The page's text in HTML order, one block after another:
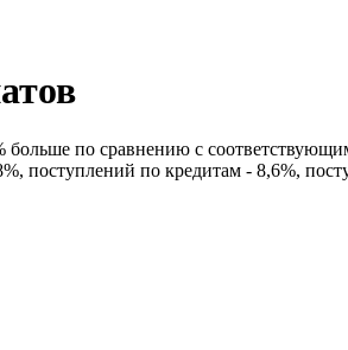
больше по сравнению с
поступлений по кредитам - 8,6%,